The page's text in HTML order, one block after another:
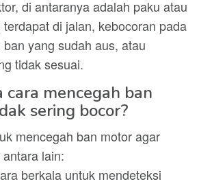
di antaranya adalah paku atau
di jalan, kebocoran pada
yang sudah aus, atau
tidak sesuai.
cara mencegah ban
sering bocor?
mencegah ban motor agar
lain:
berkala untuk mendeteksi